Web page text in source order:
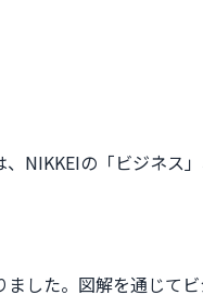
NIKKEIの「ビジネス
した。図解を通じて